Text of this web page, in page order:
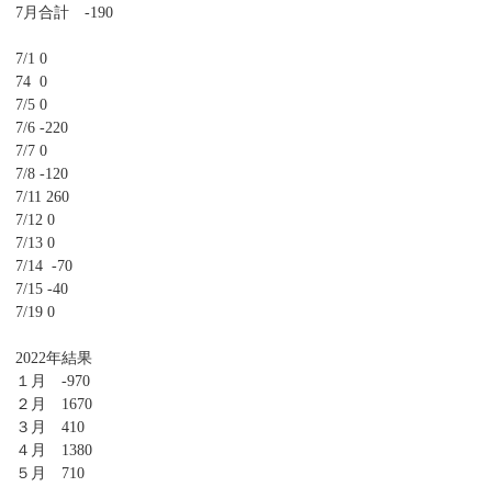
7月合計 -190
7/1 0
74 0
7/5 0
7/6 -220
7/7 0
7/8 -120
7/11 260
7/12 0
7/13 0
7/14 -70
7/15 -40
7/19 0
2022年結果
１月 -970
２月 1670
３月 410
４月 1380
５月 710